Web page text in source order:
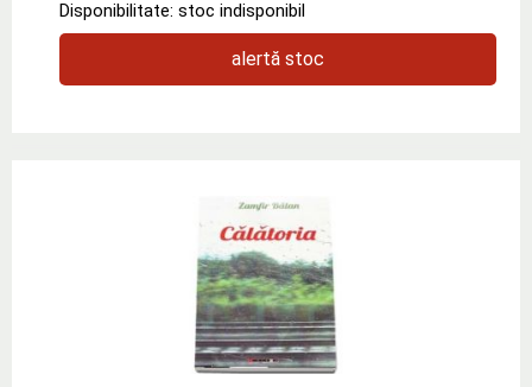
Disponibilitate: stoc indisponibil
alertă stoc